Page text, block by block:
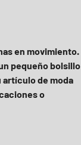
en movimiento.
pequeño bolsillo
de moda
o